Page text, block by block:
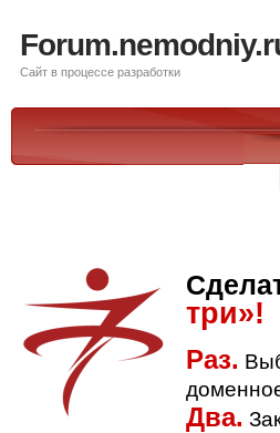
Сайт в процессе разработки
три»!
Раз.
Два.